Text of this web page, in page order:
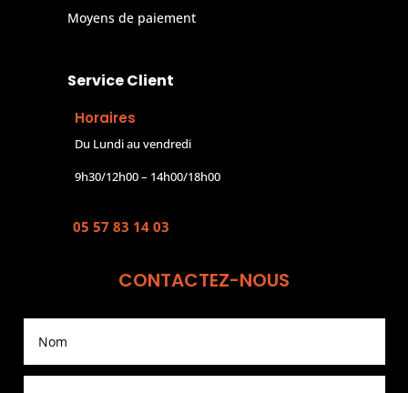
Moyens de paiement
Service Client
Horaires
Du Lundi au vendredi
9h30/12h00 – 14h00/18h00
05 57 83 14 03
CONTACTEZ-NOUS